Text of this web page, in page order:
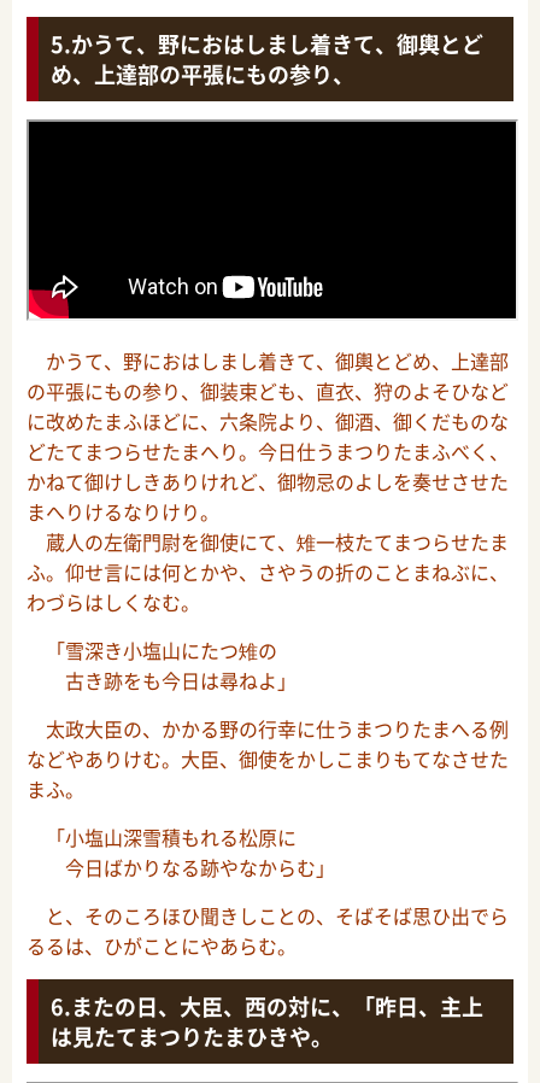
かうて、野におはしまし着きて、御輿とど
め、上達部の平張にもの参り、
かうて、野におはしまし着きて、御輿とどめ、上達部
の平張にもの参り、御装束ども、直衣、狩のよそひなど
に改めたまふほどに、六条院より、御酒、御くだものな
どたてまつらせたまへり。今日仕うまつりたまふべく、
かねて御けしきありけれど、御物忌のよしを奏せさせた
まへりけるなりけり。
蔵人の左衛門尉を御使にて、雉一枝たてまつらせたま
ふ。仰せ言には何とかや、さやうの折のことまねぶに、
わづらはしくなむ。
「雪深き小塩山にたつ雉の
古き跡をも今日は尋ねよ」
太政大臣の、かかる野の行幸に仕うまつりたまへる例
などやありけむ。大臣、御使をかしこまりもてなさせた
まふ。
「小塩山深雪積もれる松原に
今日ばかりなる跡やなからむ」
と、そのころほひ聞きしことの、そばそば思ひ出でら
るるは、ひがことにやあらむ。
またの日、大臣、西の対に、「昨日、主上
は見たてまつりたまひきや。